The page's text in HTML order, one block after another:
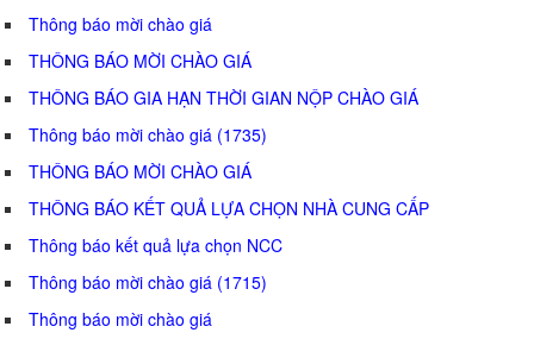
Thông báo mời chào giá
THÔNG BÁO MỜI CHÀO GIÁ
THÔNG BÁO GIA HẠN THỜI GIAN NỘP CHÀO GIÁ
Thông báo mời chào giá (1735)
THÔNG BÁO MỜI CHÀO GIÁ
THÔNG BÁO KẾT QUẢ LỰA CHỌN NHÀ CUNG CẤP
Thông báo kết quả lựa chọn NCC
Thông báo mời chào giá (1715)
Thông báo mời chào giá